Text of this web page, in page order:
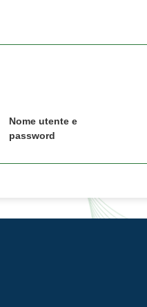
Nome utente e
password